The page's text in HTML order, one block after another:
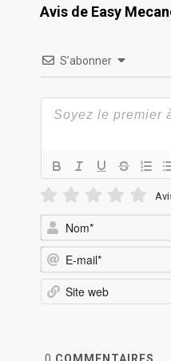
Avis de Easy
S’abonner